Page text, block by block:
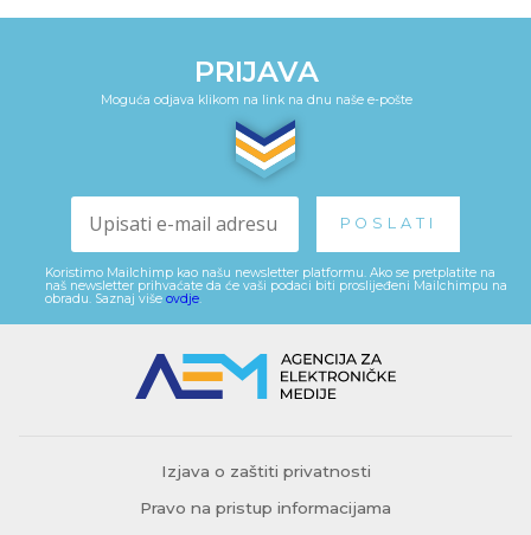
PRIJAVA
Moguća odjava klikom na link na dnu naše e-pošte
Koristimo Mailchimp kao našu newsletter platformu. Ako se pretplatite na
naš newsletter prihvaćate da će vaši podaci biti proslijeđeni Mailchimpu na
obradu. Saznaj više ovdje.
Izjava o zaštiti privatnosti
Pravo na pristup informacijama